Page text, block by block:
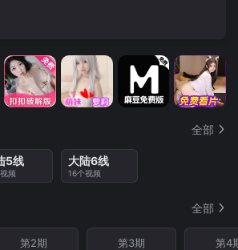
全部
5线
频
大陆6线
16个视频
全部
第2期 第3期 第4